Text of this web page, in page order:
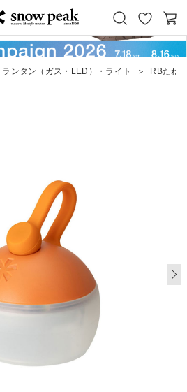
Snow Peak
お
カ
ー
ランタン（ガス・LED）・ライト ＞ RBたね